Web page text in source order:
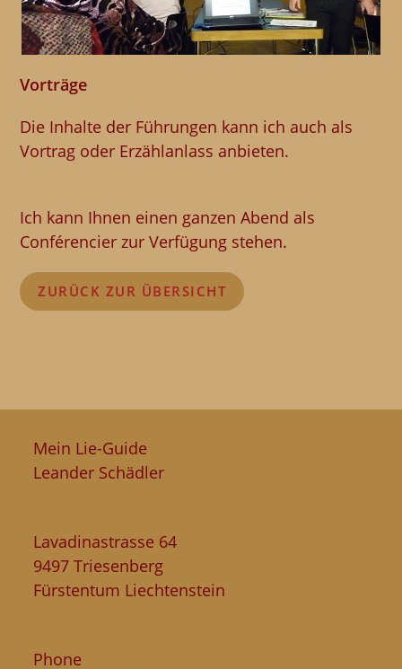
Vorträge
Die Inhalte der Führungen kann ich auch als
Vortrag oder Erzählanlass anbieten.
Ich kann Ihnen einen ganzen Abend als
Conférencier zur Verfügung stehen.
ZURÜCK ZUR ÜBERSICHT
Mein Lie-Guide
Leander Schädler
Lavadinastrasse 64
9497 Triesenberg
Fürstentum Liechtenstein
Phone